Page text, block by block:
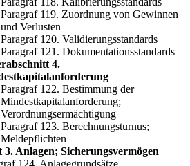
Paragraf 119. Zuordnung von Gewinnen
und Verlusten
Paragraf 120. Validierungsstandards
Paragraf 121. Dokumentationsstandards
4.
Paragraf 122. Bestimmung der
Mindestkapitalanforderung;
Verordnungsermächtigung
Paragraf 123. Berechnungsturnus;
Meldepflichten
3. Anlagen; Sicherungsvermögen
124. Anlagegrundsätze